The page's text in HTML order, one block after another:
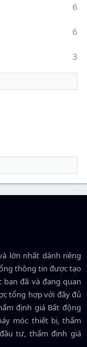
6
6
3
lớn nhất dành riêng
thông tin được tạo
đã và đang quan
tổng hợp với đầy đủ
định giá Bất động
móc thiết bị, thẩm
tư, thẩm định giá